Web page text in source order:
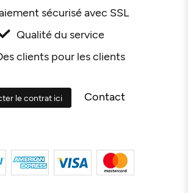
sécurisé avec SSL
Qualité du service
clients pour les clients
le contrat ici Contact